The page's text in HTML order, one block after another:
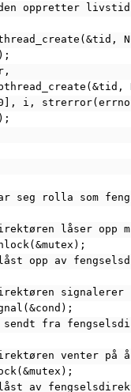
oppretter
"%s:
argv[0], i,
seg rolla som
låser opp
låst opp av
sendt fra
venter på
låst av